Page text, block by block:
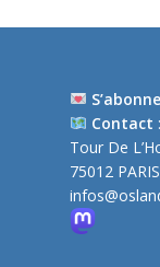
Contact :
Tour De
75012 PARIS